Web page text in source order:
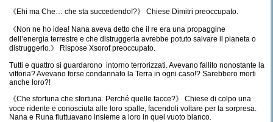
《Ehi ma Che… che sta succedendo!?》 Chiese Dimitri preoccupato.
《Non ne ho idea! Nana aveva detto che il re era una propaggine
dell’energia terrestre e che distruggerla avrebbe potuto salvare il pianeta o
distruggerlo.》 Rispose Xsorof preoccupato.
Tutti e quattro si guardarono intorno terrorizzati. Avevano fallito nonostante la
vittoria? Avevano forse condannato la Terra in ogni caso!? Sarebbero morti
anche loro?!
《Che sfortuna che sfortuna. Perché quelle facce?》 Chiese di colpo una
voce ridente e conosciuta alle loro spalle, facendoli voltare per la sorpresa.
Nana e Runa fluttuavano insieme a loro in quel vuoto bianco.